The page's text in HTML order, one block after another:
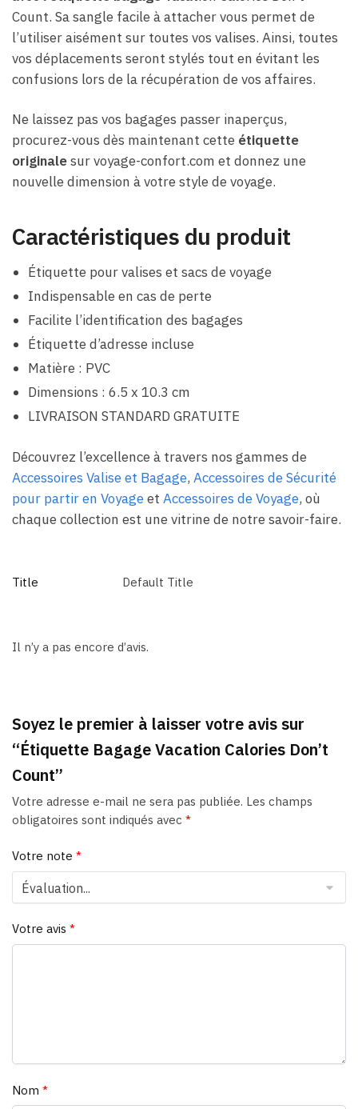
Count. Sa sangle facile à attacher vous permet de
l’utiliser aisément sur toutes vos valises. Ainsi, toutes
vos déplacements seront stylés tout en évitant les
confusions lors de la récupération de vos affaires.
Ne laissez pas vos bagages passer inaperçus,
procurez-vous dès maintenant cette étiquette
originalesur voyage-confort.com et donnez une
nouvelle dimension à votre style de voyage.
Caractéristiques du produit
Étiquette pour valises et sacs de voyage
Indispensable en cas de perte
Facilite l’identification des bagages
Étiquette d’adresse incluse
Matière : PVC
Dimensions : 6.5 x 10.3 cm
LIVRAISON STANDARD GRATUITE
Découvrez l’excellence à travers nos gammes de
Accessoires Valise et Bagage, Accessoires de Sécurité
pour partir en Voyageet Accessoires de Voyage, où
chaque collection est une vitrine de notre savoir-faire.
Title Default Title
Il n’y a pas encore d’avis.
Soyez le premier à laisser votre avis sur
“Étiquette Bagage Vacation Calories Don’t
Count”
Votre adresse e-mail ne sera pas publiée. Les champs
obligatoires sont indiqués avec *
Votre note *
Votre avis *
Nom *